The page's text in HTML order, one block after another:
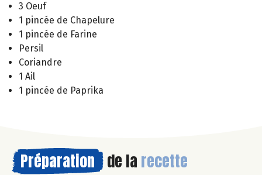
3 Oeuf
1 pincée de Chapelure
1 pincée de Farine
Persil
Coriandre
1 Ail
1 pincée de Paprika
Préparation de la recette